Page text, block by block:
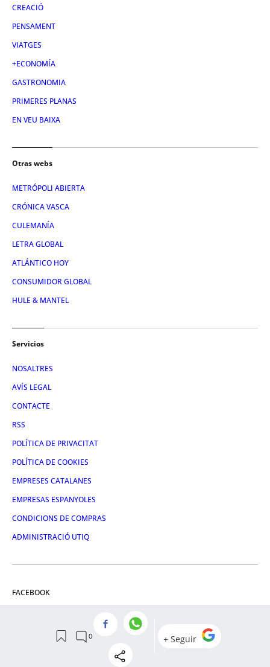
CREACIÓ
PENSAMENT
VIATGES
+ECONOMÍA
GASTRONOMIA
PRIMERES PLANAS
EN VEU BAIXA
Otras webs
METRÓPOLI ABIERTA
CRÓNICA VASCA
CULEMANÍA
LETRA GLOBAL
ATLÁNTICO HOY
CONSUMIDOR GLOBAL
HULE & MANTEL
Servicios
NOSALTRES
AVÍS LEGAL
CONTACTE
RSS
POLÍTICA DE PRIVACITAT
POLÍTICA DE COOKIES
EMPRESES CATALANES
EMPRESAS ESPANYOLES
CONDICIONS DE COMPRAS
ADMINISTRACIÓ UTIQ
FACEBOOK